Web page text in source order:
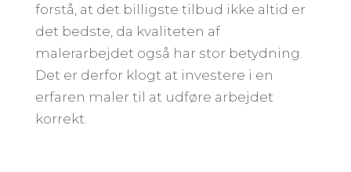
forstå, at det billigste tilbud ikke altid er
det bedste, da kvaliteten af
malerarbejdet også har stor betydning.
Det er derfor klogt at investere i en
erfaren maler til at udføre arbejdet
korrekt.